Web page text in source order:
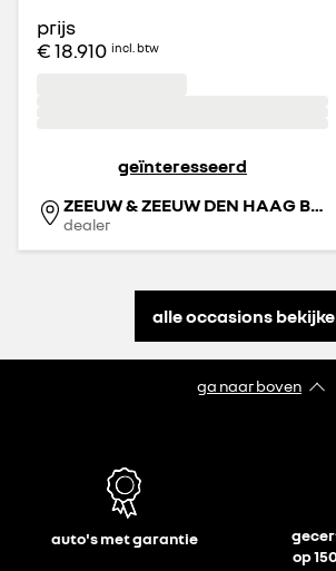
prijs
€ 18.910 incl. btw
geïnteresseerd
ZEEUW & ZEEUW DEN HAAG BINCKHORST
dealer
alle occasions
ga naar boven
auto's met garantie
op